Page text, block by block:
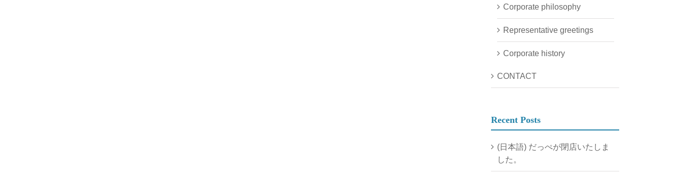
Corporate philosophy
Representative greetings
Corporate history
CONTACT
Recent Posts
(日本語) だっぺが閉店いたしま
した。